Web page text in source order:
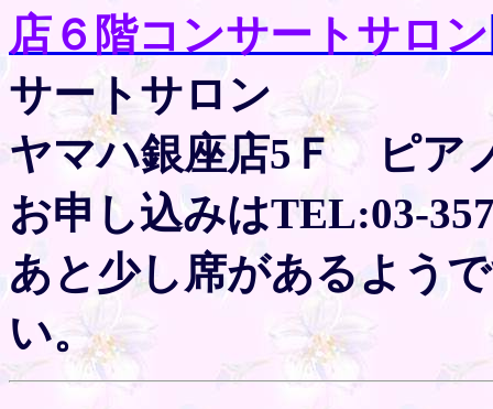
店６階コンサートサロン
サートサロン
ヤマハ銀座店5Ｆ ピア
お申し込みはTEL:03-
あと少し席があるよう
い。